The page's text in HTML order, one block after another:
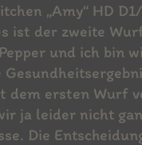
„Amy“ HD
ist der zweite
und ich bin
dem ersten Wurf
ja leider nicht
Die